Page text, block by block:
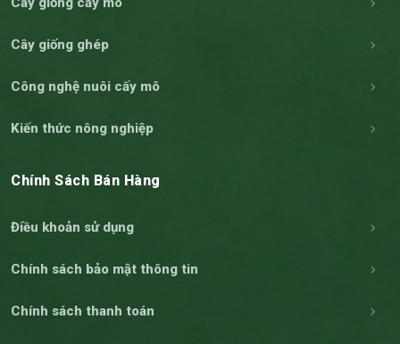
Cây giống ghép
Công nghệ nuôi cấy mô
Kiến thức nông nghiệp
Chính Sách Bán Hàng
Điều khoản sử dụng
Chính sách bảo mật thông tin
Chính sách thanh toán